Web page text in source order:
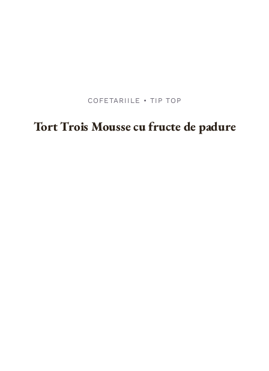
COFETARIILE • TIP TOP
Tort Trois Mousse cu fructe de padure